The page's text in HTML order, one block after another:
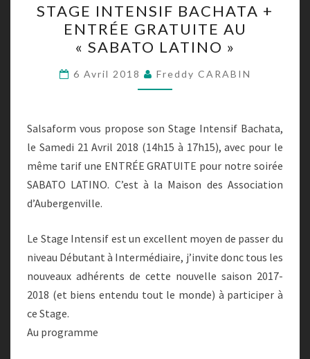
INTENSIF
BACHATA
+
ENTRÉE
GRATUITE
« SABATO
LATINO »
STAGE INTENSIF BACHATA +
ENTRÉE GRATUITE AU
« SABATO LATINO »
6 Avril 2018 Freddy CARABIN
Salsaform vous propose son Stage Intensif Bachata,
le Samedi 21 Avril 2018 (14h15 à 17h15), avec pour le
même tarif une ENTRÉE GRATUITE pour notre soirée
SABATO LATINO. C’est à la Maison des Association
d’Aubergenville.
Le Stage Intensif est un excellent moyen de passer du
niveau Débutant à Intermédiaire, j’invite donc tous les
nouveaux adhérents de cette nouvelle saison 2017-
2018 (et biens entendu tout le monde) à participer à
ce Stage.
Au programme